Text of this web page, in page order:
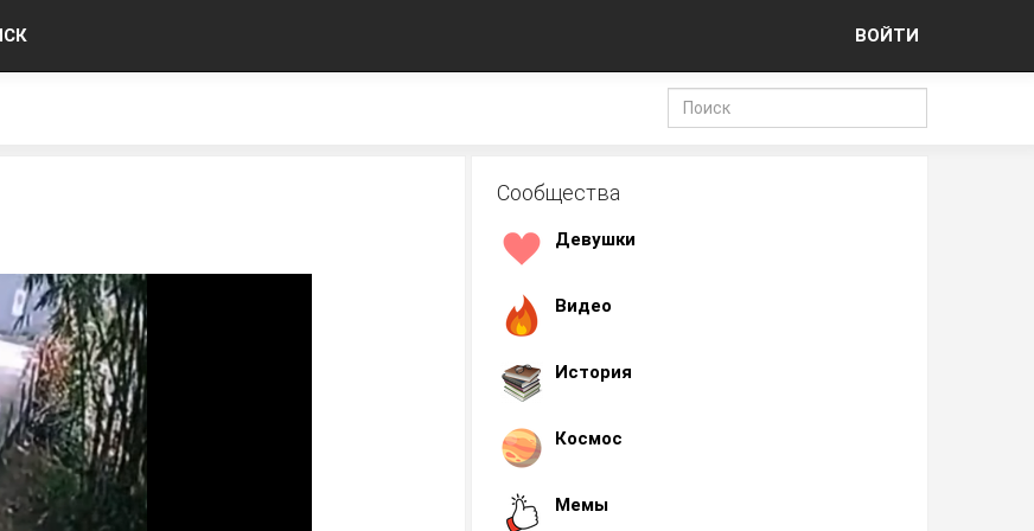
ВОЙТИ
Сообщества
Девушки
Видео
История
Космос
Мемы